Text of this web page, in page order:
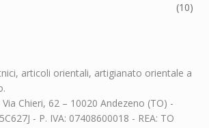
(10)
articoli orientali, artigianato orientale a
Chieri, 62 – 10020 Andezeno (TO) -
- P. IVA: 07408600018 - REA: TO